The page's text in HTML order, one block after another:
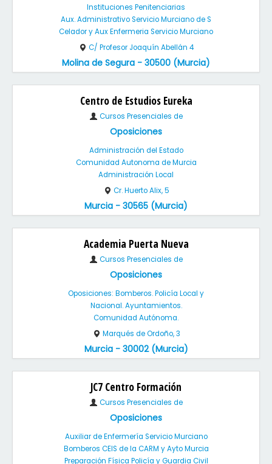
Instituciones Penitenciarias
Aux. Administrativo Servicio Murciano de S
Celador y Aux Enfermeria Servicio Murciano
C/ Profesor Joaquín Abellán 4
Molina de Segura - 30500 (Murcia)
Centro de Estudios Eureka
Cursos Presenciales de
Oposiciones
Administración del Estado
Comunidad Autonoma de Murcia
Administración Local
Cr. Huerto Alix, 5
Murcia - 30565 (Murcia)
Academia Puerta Nueva
Cursos Presenciales de
Oposiciones
Oposiciones: Bomberos. Policía Local y
Nacional. Ayuntamientos.
Comunidad Autónoma.
Marqués de Ordoño, 3
Murcia - 30002 (Murcia)
JC7 Centro Formación
Cursos Presenciales de
Oposiciones
Auxiliar de Enfermería Servicio Murciano
Bomberos CEIS de la CARM y Ayto Murcia
Preparación Física Policía y Guardia Civil